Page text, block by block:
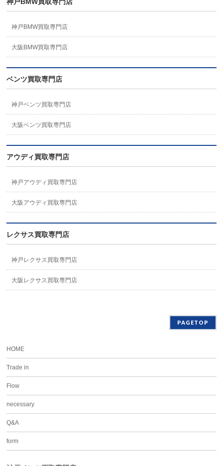
神戸BMW買取専門店
大阪BMW買取専門店
ベンツ買取専門店
神戸ベンツ買取専門店
大阪ベンツ買取専門店
アウディ買取専門店
神戸アウディ買取専門店
大阪アウディ買取専門店
レクサス買取専門店
神戸レクサス買取専門店
大阪レクサス買取専門店
PAGETOP
HOME
Trade in
Flow
necessary
Q&A
form